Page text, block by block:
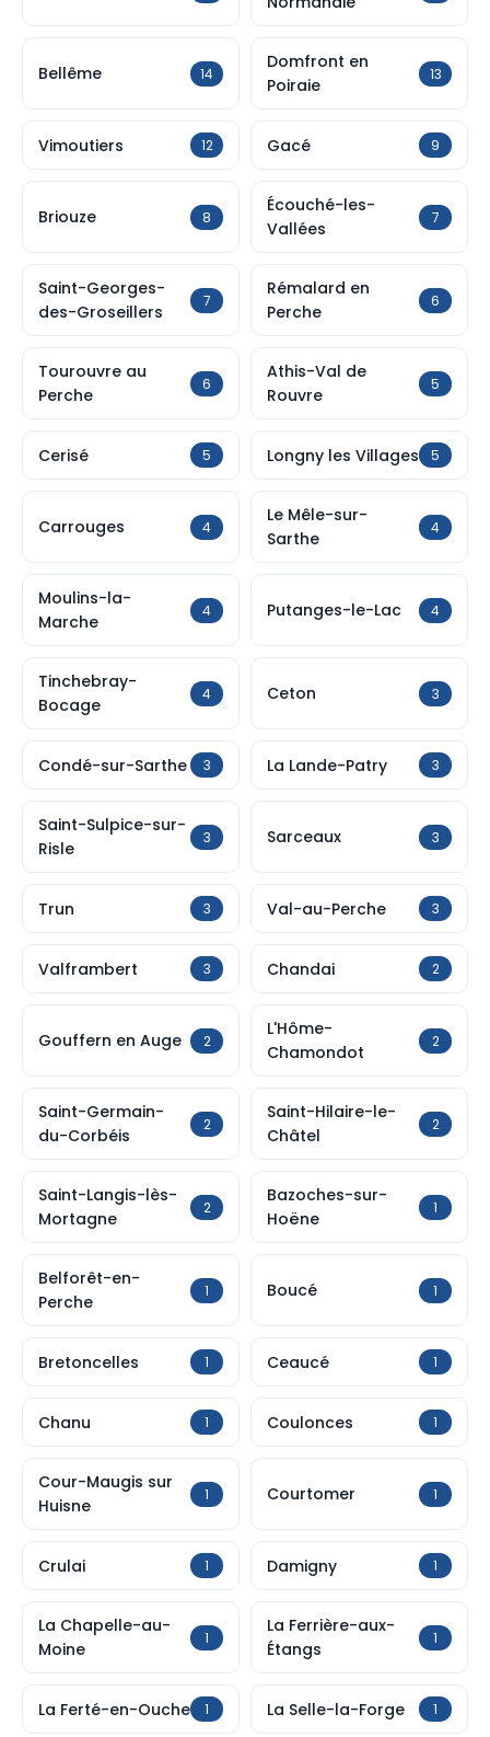
Bellême 14
Domfront en
Poiraie
13
Vimoutiers 12 Gacé 9
Briouze 8
Écouché-les-
Vallées
7
Saint-Georges-
des-Groseillers
7
Rémalard en
Perche
6
Tourouvre au
Perche
6
Athis-Val de
Rouvre
5
Cerisé 5 Longny les Villages 5
Carrouges 4
Le Mêle-sur-
Sarthe
4
Moulins-la-
Marche
4 Putanges-le-Lac 4
Tinchebray-
Bocage
4 Ceton 3
Condé-sur-Sarthe 3 La Lande-Patry 3
Saint-Sulpice-sur-
Risle
3 Sarceaux 3
Trun 3 Val-au-Perche 3
Valframbert 3 Chandai 2
Gouffern en Auge 2
L'Hôme-
Chamondot
2
Saint-Germain-
du-Corbéis
2
Saint-Hilaire-le-
Châtel
2
Saint-Langis-lès-
Mortagne
2
Bazoches-sur-
Hoëne
1
Belforêt-en-
Perche
1 Boucé 1
Bretoncelles 1 Ceaucé 1
Chanu 1 Coulonces 1
Cour-Maugis sur
Huisne
1 Courtomer 1
Crulai 1 Damigny 1
La Chapelle-au-
Moine
1
La Ferrière-aux-
Étangs
1
La Ferté-en-Ouche 1 La Selle-la-Forge 1